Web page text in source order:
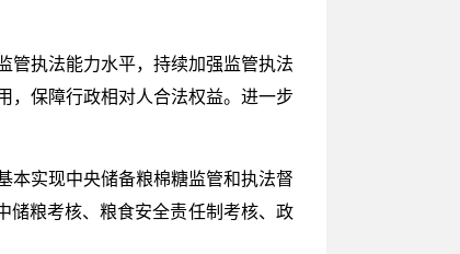
管执法能力水平，持续加强监管执法
，保障行政相对人合法权益。进一步
本实现中央储备粮棉糖监管和执法督
储粮考核、粮食安全责任制考核、政